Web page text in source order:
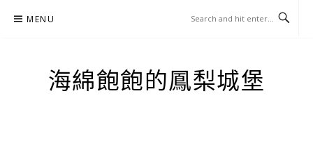
MENU
海綿飽飽的鳳梨城堡